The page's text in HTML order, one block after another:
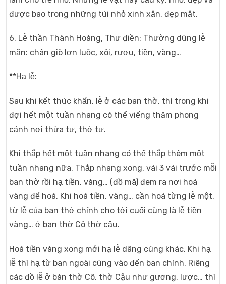
được bao trong những túi nhỏ xinh xắn, đẹp mắt.
6. Lễ thần Thành Hoàng, Thư điền: Thường dùng lễ
mặn: chân giò lợn luộc, xôi, rượu, tiền, vàng…
**Hạ lễ:
Sau khi kết thúc khấn, lễ ở các ban thờ, thì trong khi
đợi hết một tuần nhang có thể viếng thăm phong
cảnh nơi thừa tự, thờ tự.
Khi thắp hết một tuần nhang có thể thắp thêm một
tuần nhang nữa. Thắp nhang xong, vái 3 vái trước mỗi
ban thờ rồi hạ tiền, vàng… (đồ mã) đem ra nơi hoá
vàng để hoá. Khi hoá tiền, vàng… cần hoá từng lễ một,
từ lễ của ban thờ chính cho tới cuối cùng là lễ tiền
vàng… ở ban thờ Cô thờ cậu.
Hoá tiền vàng xong mới hạ lễ dâng cúng khác. Khi hạ
lễ thì hạ từ ban ngoài cùng vào đến ban chính. Riêng
các đồ lễ ở bàn thờ Cô, thờ Cậu như gương, lược… thì